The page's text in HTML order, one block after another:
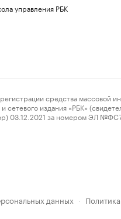
управления РБК
средства массовой
издания «РБК»
03.12.2021 за номером ЭЛ
данных ·